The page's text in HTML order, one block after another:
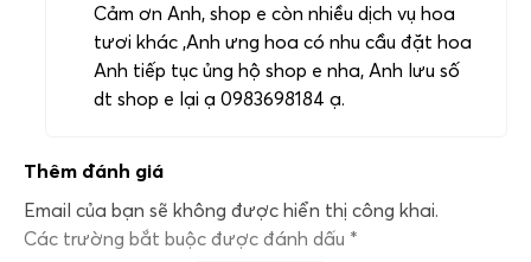
Cảm ơn Anh, shop e còn nhiều dịch vụ hoa
tươi khác ,Anh ưng hoa có nhu cầu đặt hoa
Anh tiếp tục ủng hộ shop e nha, Anh lưu số
dt shop e lại ạ 0983698184 ạ.
Thêm đánh giá
Email của bạn sẽ không được hiển thị công khai.
Các trường bắt buộc được đánh dấu *